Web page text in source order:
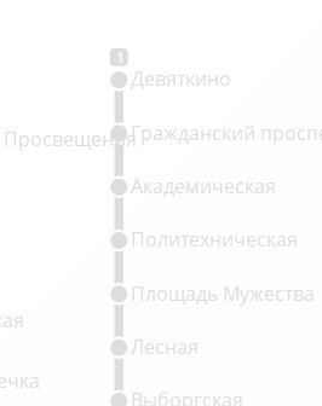
1
Просвещения
Выборгская
Лесная
Площадь Мужества
Политехническая
Академическая
Гражданский
Девяткино